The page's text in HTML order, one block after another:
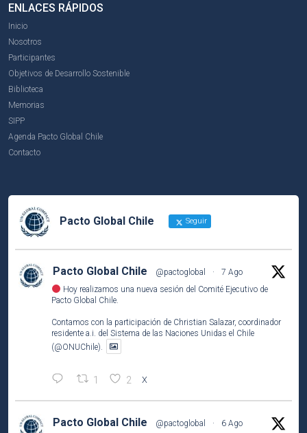
ENLACES RÁPIDOS
Inicio
Nosotros
Participantes
Objetivos de Desarrollo Sostenible
Biblioteca
Memorias
SIPP
Agenda Pacto Global Chile
Contacto
Pacto Global Chile Seguir
Pacto Global Chile @pactoglobal ·
7 Ago
Hoy realizamos una nueva sesión del Comité Ejecutivo de
Pacto Global Chile.
Contamos con la participación de Christian Salazar, coordinador
residente a.i. del Sistema de las Naciones Unidas el Chile
(@ONUChile).
1 2 X
Pacto Global Chile @pactoglobal · 6 Ago